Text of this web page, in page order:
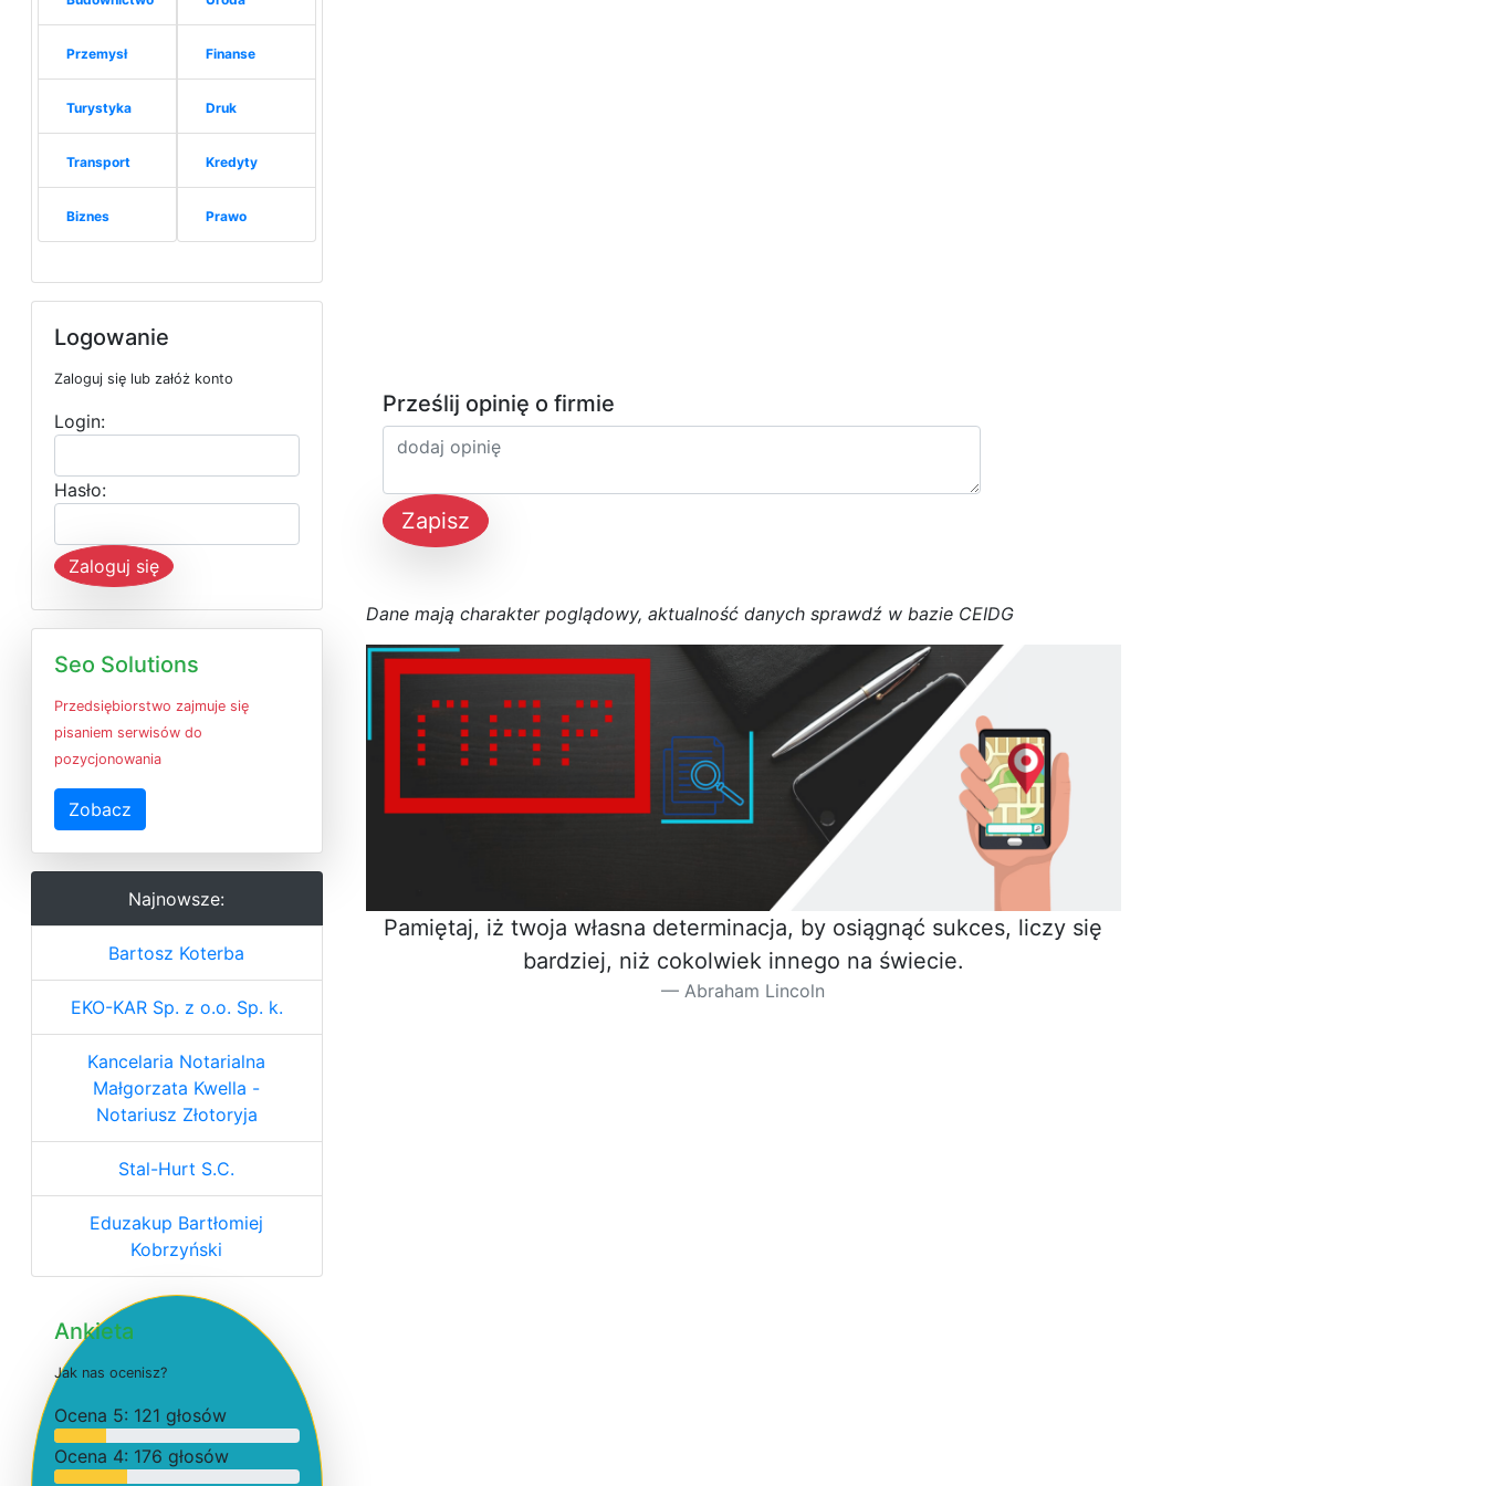
Przemysł
Turystyka
Transport
Biznes
Finanse
Druk
Kredyty
Prawo
Logowanie
Zaloguj się lub załóż konto
Login:
Hasło:
Zaloguj się
Seo Solutions
Przedsiębiorstwo zajmuje się
pisaniem serwisów do
pozycjonowania
Zobacz
Najnowsze:
Bartosz Koterba
EKO-KAR Sp. z o.o. Sp. k.
Kancelaria Notarialna
Małgorzata Kwella -
Notariusz Złotoryja
Stal-Hurt S.C.
Eduzakup Bartłomiej
Kobrzyński
Ankieta
Jak nas ocenisz?
Ocena 5: 121 głosów
Ocena 4: 176 głosów
Prześlij opinię o firmie
Zapisz
Dane mają charakter poglądowy, aktualność danych sprawdź w bazie CEIDG
Pamiętaj, iż twoja własna determinacja, by osiągnąć sukces, liczy się
bardziej, niż cokolwiek innego na świecie.
Abraham Lincoln